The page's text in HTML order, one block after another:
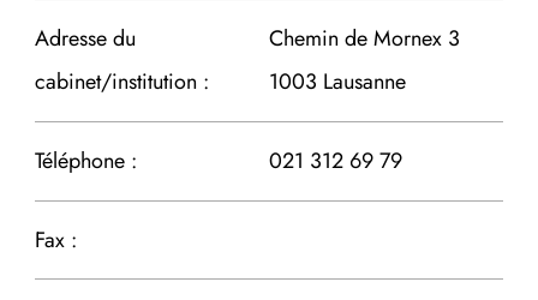
Adresse du
cabinet/institution :
Chemin de Mornex 3
1003 Lausanne
Téléphone : 021 312 69 79
Fax :